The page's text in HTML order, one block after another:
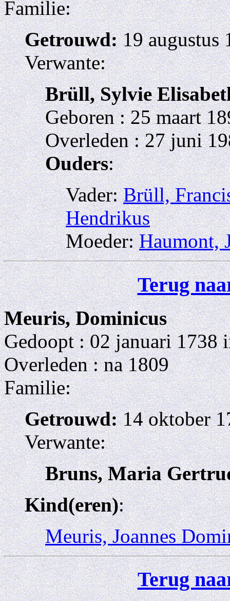
Familie:
Getrouwd:19 augustus
Verwante:
Brüll, Sylvie
Geboren : 25 maart
Overleden : 27 juni
Ouders:
Vader:Brüll,
Hendrikus
Moeder:Haumont,
Terug
Meuris, Dominicus
Gedoopt : 02 januari
Overleden : na 1809
Familie:
Getrouwd:14 oktober
Verwante:
Bruns, Maria
Kind(eren):
Meuris, Joannes
Terug